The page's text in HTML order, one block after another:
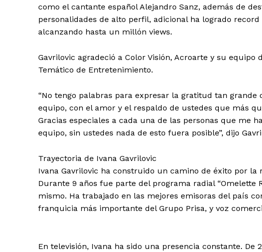
Día de
Día de Leyendas
como el cantante español Alejandro Sanz, además de
personalidades de alto perfil, adicional ha logrado
alcanzando hasta un millón views.
Gavrilovic agradeció a Color Visión, Acroarte y su
Temático de Entretenimiento.
“No tengo palabras para expresar la gratitud tan grande
equipo, con el amor y el respaldo de ustedes que más
Gracias especiales a cada una de las personas que me
equipo, sin ustedes nada de esto fuera posible”, dijo
Trayectoria de Ivana Gavrilovic
Ivana Gavrilovic ha construido un camino de éxito por la
Durante 9 años fue parte del programa radial “Omelette
mismo. Ha trabajado en las mejores emisoras del país
franquicia más importante del Grupo Prisa, y voz
En televisión, Ivana ha sido una presencia constante. De